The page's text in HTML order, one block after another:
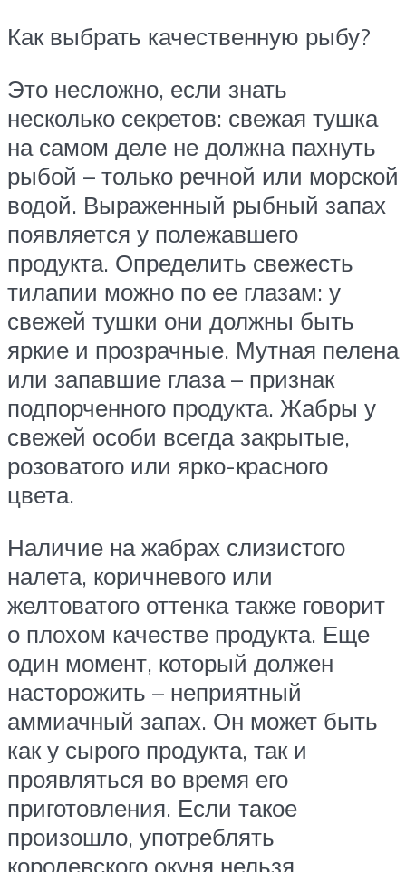
Как выбрать качественную рыбу?
Это несложно, если знать
несколько секретов: свежая тушка
на самом деле не должна пахнуть
рыбой – только речной или морской
водой. Выраженный рыбный запах
появляется у полежавшего
продукта. Определить свежесть
тилапии можно по ее глазам: у
свежей тушки они должны быть
яркие и прозрачные. Мутная пелена
или запавшие глаза – признак
подпорченного продукта. Жабры у
свежей особи всегда закрытые,
розоватого или ярко-красного
цвета.
Наличие на жабрах слизистого
налета, коричневого или
желтоватого оттенка также говорит
о плохом качестве продукта. Еще
один момент, который должен
насторожить – неприятный
аммиачный запах. Он может быть
как у сырого продукта, так и
проявляться во время его
приготовления. Если такое
произошло, употреблять
королевского окуня нельзя.